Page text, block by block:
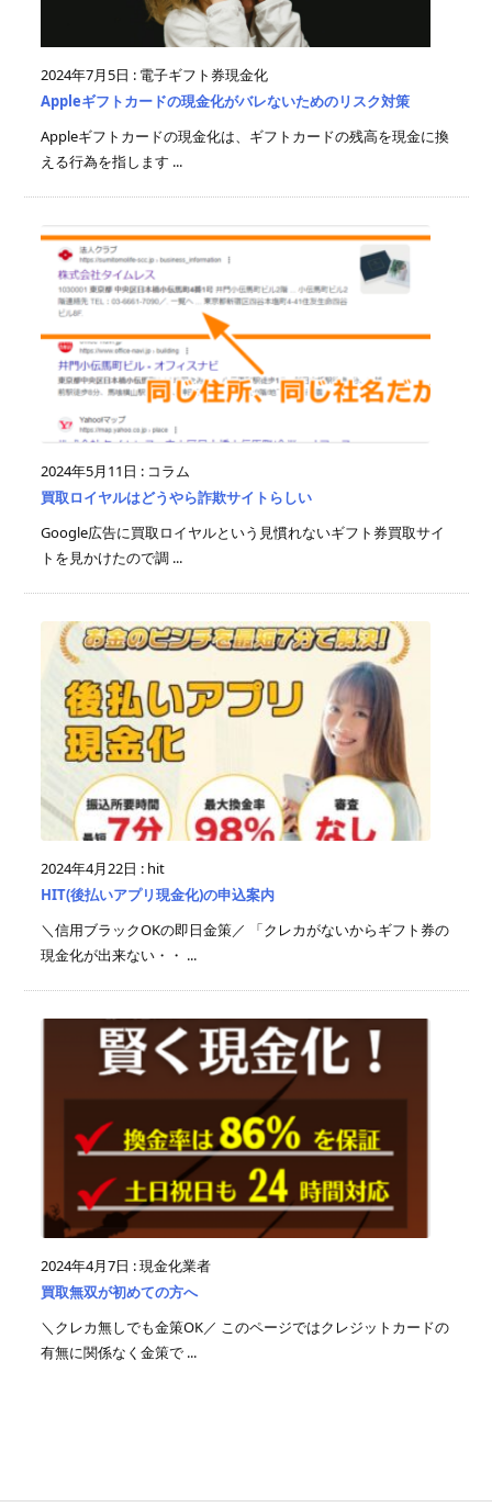
2024年7月5日 : 電子ギフト券現金化
Appleギフトカードの現金化がバレないためのリスク対策
Appleギフトカードの現金化は、ギフトカードの残高を現金に換
える行為を指します ...
2024年5月11日 : コラム
買取ロイヤルはどうやら詐欺サイトらしい
Google広告に買取ロイヤルという見慣れないギフト券買取サイ
トを見かけたので調 ...
2024年4月22日 : hit
HIT(後払いアプリ現金化)の申込案内
＼信用ブラックOKの即日金策／ 「クレカがないからギフト券の
現金化が出来ない・・ ...
2024年4月7日 :現金化業者
買取無双が初めての方へ
＼クレカ無しでも金策OK／ このページではクレジットカードの
有無に関係なく金策で ...